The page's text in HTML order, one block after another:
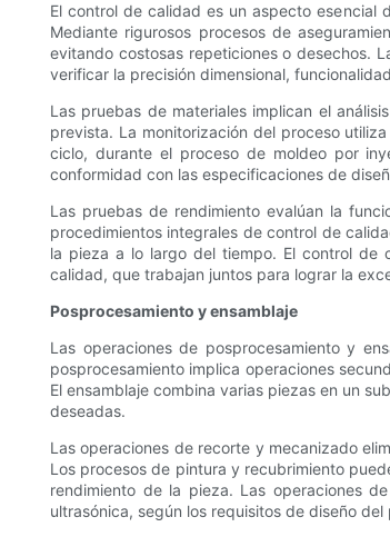
El control de calidad es un aspecto esencial
Mediante rigurosos procesos de
evitando costosas repeticiones o desechos.
verificar la precisión dimensional,
Las pruebas de materiales implican el
prevista. La monitorización del proceso
ciclo, durante el proceso de moldeo por
conformidad con las especificaciones de
Las pruebas de rendimiento evalúan la
procedimientos integrales de control de
la pieza a lo largo del tiempo. El control de
calidad, que trabajan juntos para lograr la
Posprocesamiento y ensamblaje
Las operaciones de posprocesamiento y
posprocesamiento implica operaciones
El ensamblaje combina varias piezas en un
deseadas.
Las operaciones de recorte y mecanizado
Los procesos de pintura y recubrimiento
rendimiento de la pieza. Las operaciones
ultrasónica, según los requisitos de diseño del